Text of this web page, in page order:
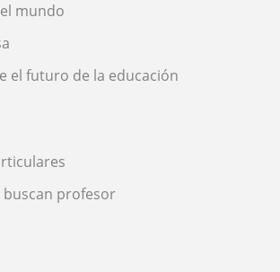
mundo
el futuro de la educación
profesor